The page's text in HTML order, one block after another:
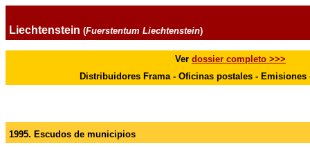
Liechtenstein (Fuerstentum Liechtenstein)
Ver dossier completo >>>
Distribuidores Frama - Oficinas postales - Emisiones
1995. Escudos de municipios